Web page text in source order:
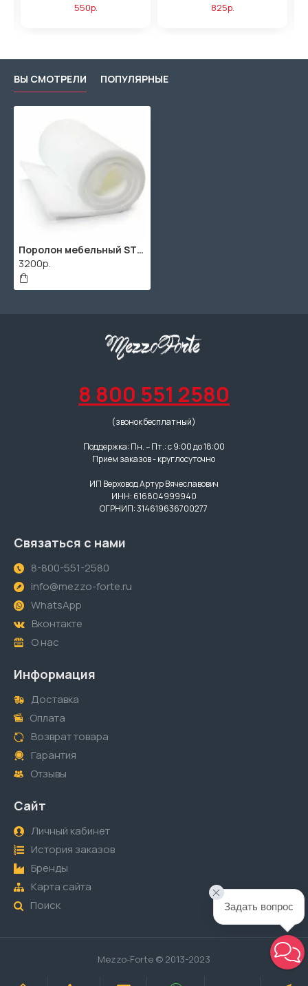
550р. 825р.
ВЫ СМОТРЕЛИ ПОПУЛЯРНЫЕ
Поролон мебельный ST2236 100мм (2000x1000x100мм)
3200р.
8 800 551 2580
(звонок бесплатный)
Поддержка: Пн. – Пт.: с 9:00 до 18:00
Прием заказов - круглосуточно
ИП Верховод Артур Вячеславович
ИНН: 616804999940
ОГРНИП: 314619636700277
Связаться с нами
8-800-551-2580
info@mezzo-forte.ru
WhatsApp
Вконтакте
О нас
Информация
Доставка
Оплата
Возврат товара
Гарантия
Отзывы
Сайт
Личный кабинет
История заказов
Бренды
Карта сайта
Поиск
Mezzo-Forte © 2013-2023
Задать вопрос